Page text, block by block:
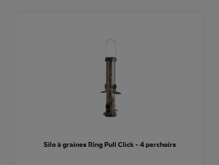
Silo à graines Ring Pull Click - 4 perchoirs